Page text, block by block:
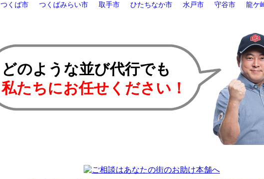
つくば市 つくばみらい市 取手市 ひたちなか市 水戸市 守谷市 龍ケ
どのような並び代行でも
私たちにお任せください！